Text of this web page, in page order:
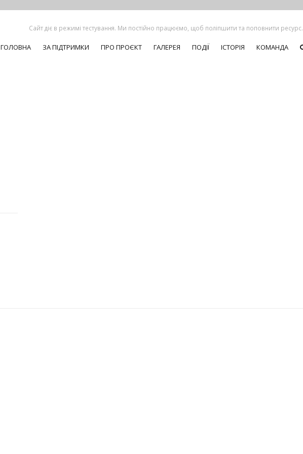
Сайт діє в режимі тестування. Ми постійно працюємо, щоб поліпшити та поповнити ресурс.
ГОЛОВНА ЗА ПІДТРИМКИ ПРО ПРОЄКТ ГАЛЕРЕЯ ПОДІЇ ІСТОРІЯ КОМАНДА